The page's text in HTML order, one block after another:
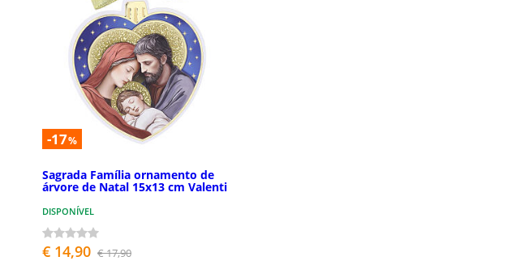
-17%
Sagrada Família ornamento de
árvore de Natal 15x13 cm Valenti
DISPONÍVEL
€ 14,90 € 17,90